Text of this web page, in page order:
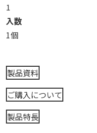
1
入数
1個
製品資料
ご購入について
製品特長